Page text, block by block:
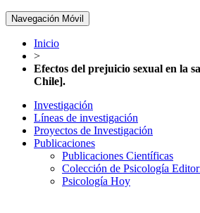
Navegación Móvil
Inicio
>
Efectos del prejuicio sexual en la
Chile].
Investigación
Líneas de investigación
Proyectos de Investigación
Publicaciones
Publicaciones Científicas
Colección de Psicología
Psicología Hoy